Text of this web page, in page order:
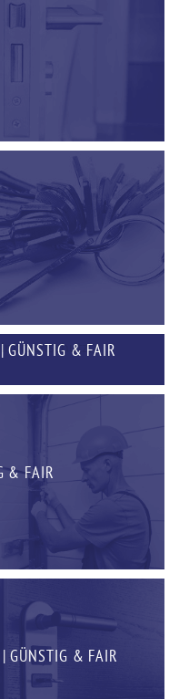
GÜNSTIG & FAIR
& FAIR
| GÜNSTIG & FAIR